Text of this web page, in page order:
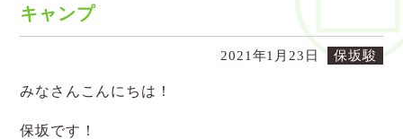
キャンプ
2021年1月23日 保坂駿
みなさんこんにちは！
保坂です！